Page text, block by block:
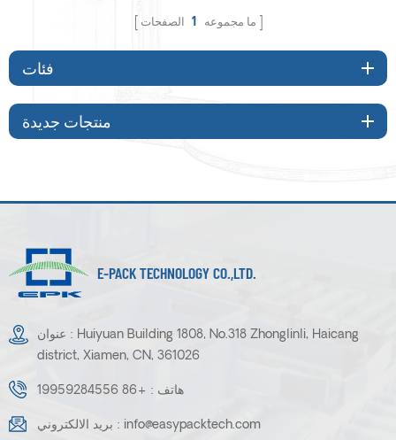
ما مجموعه 1 الصفحات
فئات
منتجات جديدة
E-PACK TECHNOLOGY CO.,LTD.
عنوان : Huiyuan Building 1808, No.318 Zhonglinli, Haicang
district, Xiamen, CN, 361026
هاتف : +86 19959284556
بريد الالكتروني : info@easypacktech.com